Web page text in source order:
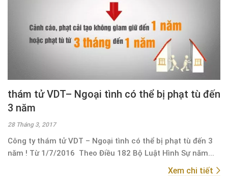
thám tử VDT– Ngoại tình có thể bị phạt tù đến
3 năm
28 Tháng 3, 2017
Công ty thám tử VDT – Ngoại tình có thể bị phạt tù đến 3
năm ! Từ 1/7/2016 Theo Điều 182 Bộ Luật Hình Sự năm...
Xem chi tiết